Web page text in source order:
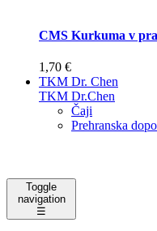
CMS Kurkuma v
1,70 €
TKM Dr. Chen
TKM Dr.Chen
Čaji
Prehranska
Toggle
navigation
☰